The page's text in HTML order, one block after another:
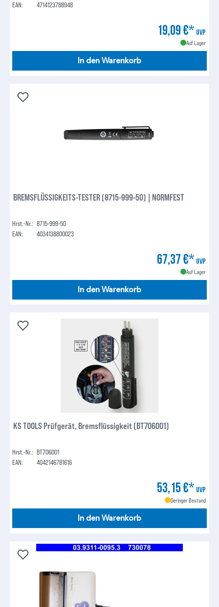
EAN:
4714123788948
19,09 €* UVP
Auf Lager
In den Warenkorb
BREMSFLÜSSIGKEITS-TESTER (8715-999-50) | NORMFEST
Hrst.-Nr.: 8715-999-50
EAN:
4034138800023
67,37 €* UVP
Auf Lager
In den Warenkorb
KS TOOLS Prüfgerät, Bremsflüssigkeit (BT706001)
Hrst.-Nr.: BT706001
EAN:
4042146781616
53,15 €* UVP
Geringer Bestand
In den Warenkorb